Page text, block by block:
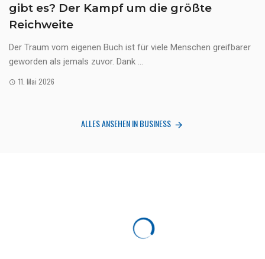
gibt es? Der Kampf um die größte
Reichweite
Der Traum vom eigenen Buch ist für viele Menschen greifbarer
geworden als jemals zuvor. Dank ...
11. Mai 2026
ALLES ANSEHEN IN BUSINESS